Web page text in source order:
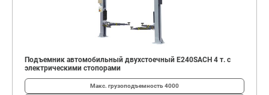
Подъемник автомобильный двухстоечный E240SACH 4 т. с
электрическими стопорами
Макс. грузоподъемность4000